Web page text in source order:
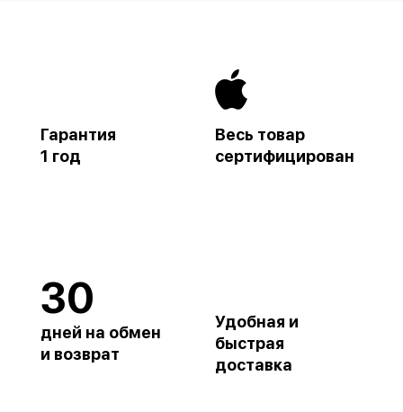
Гарантия
1 год
Весь товар
сертифицирован
30
дней на обмен
и возврат
Удобная и
быстрая
доставка